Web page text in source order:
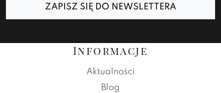
ZAPISZ SIĘ DO NEWSLETTERA
Informacje
Aktualności
Blog